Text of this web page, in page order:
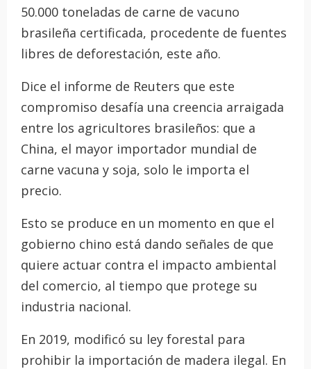
50.000 toneladas de carne de vacuno
brasileña certificada, procedente de fuentes
libres de deforestación, este año.
Dice el informe de Reuters que este
compromiso desafía una creencia arraigada
entre los agricultores brasileños: que a
China, el mayor importador mundial de
carne vacuna y soja, solo le importa el
precio.
Esto se produce en un momento en que el
gobierno chino está dando señales de que
quiere actuar contra el impacto ambiental
del comercio, al tiempo que protege su
industria nacional.
En 2019, modificó su ley forestal para
prohibir la importación de madera ilegal. En